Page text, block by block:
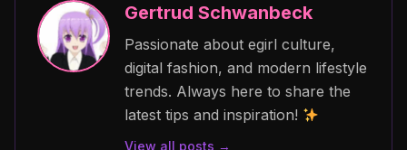
Gertrud Schwanbeck
Passionate about egirl culture,
digital fashion, and modern lifestyle
trends. Always here to share the
latest tips and inspiration!
View all posts →